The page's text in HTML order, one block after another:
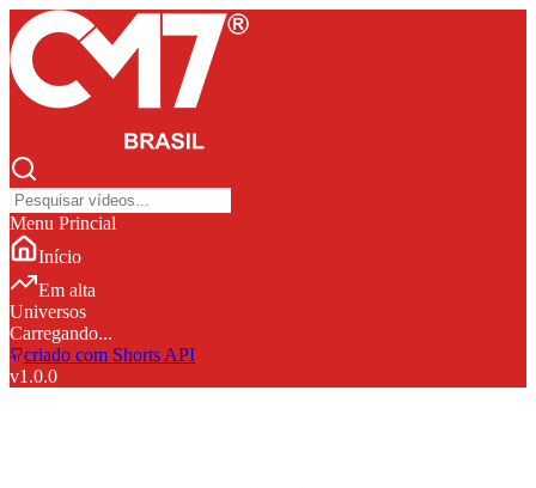
Menu Princial
Início
Em alta
Universos
Carregando...
criado com Shorts API
v1.0.0